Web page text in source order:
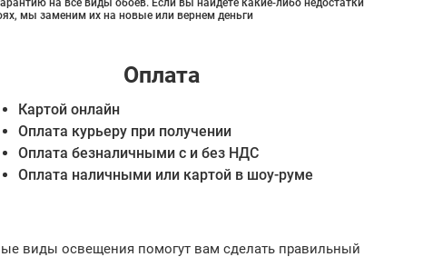
на все виды обоев. Если вы найдете какие-либо недостатки
мы заменим их на новые или вернем деньги
Оплата
Картой онлайн
Оплата курьеру при получении
Оплата безналичными с и без НДС
Оплата наличными или картой в шоу-руме
виды освещения помогут вам сделать правильный